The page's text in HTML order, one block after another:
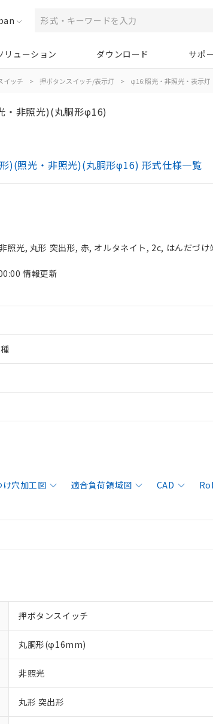
リューション ダウンロード サポ
イッチ > 押ボタンスイッチ/表示灯 > φ16:照光・非照光・表示灯
・非照光)(丸胴形φ16)
)(照光・非照光)(丸胴形φ16) 形式仕様一覧
照光, 丸形 突出形, 赤, オルタネイト, 2c, はんだづけ
情報更新
け穴加工図 適合負荷領域図 CAD
押ボタンスイッチ
丸胴形(φ16mm)
非照光
丸形 突出形